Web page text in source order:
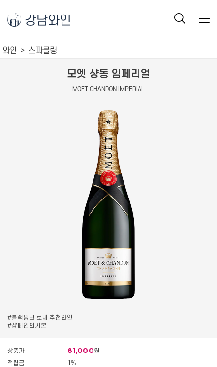
강남와인
와인 스파클링
모엣 샹동 임페리얼
MOET CHANDON IMPERIAL
#블랙핑크 로제 추천와인
#샴페인의기본
상품가 81,000원
적립금
1%